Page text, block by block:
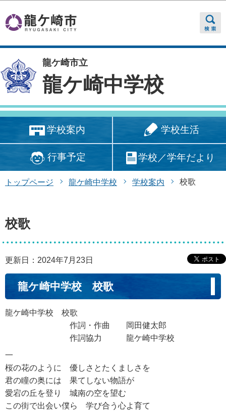
龍ケ崎市立
龍ケ崎中学校
学校案内 学校生活
行事予定 学校／学年だより
トップページ 龍ケ崎中学校 学校案内 校歌
校歌
更新日：2024年7月23日
龍ケ崎中学校 校歌
龍ケ崎中学校 校歌
作詞・作曲 岡田健太郎
作詞協力 龍ケ崎中学校
一
桜の花のように 優しさとたくましさを
君の瞳の奥には 果てしない物語が
愛宕の丘を登り 城南の空を望む
この街で出会い僕ら 学び合う心よ育て